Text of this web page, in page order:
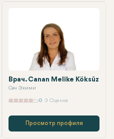
Врач. Canan Melike Köksüz
Сач Экими
0 0 Оценка
Просмотр профиля